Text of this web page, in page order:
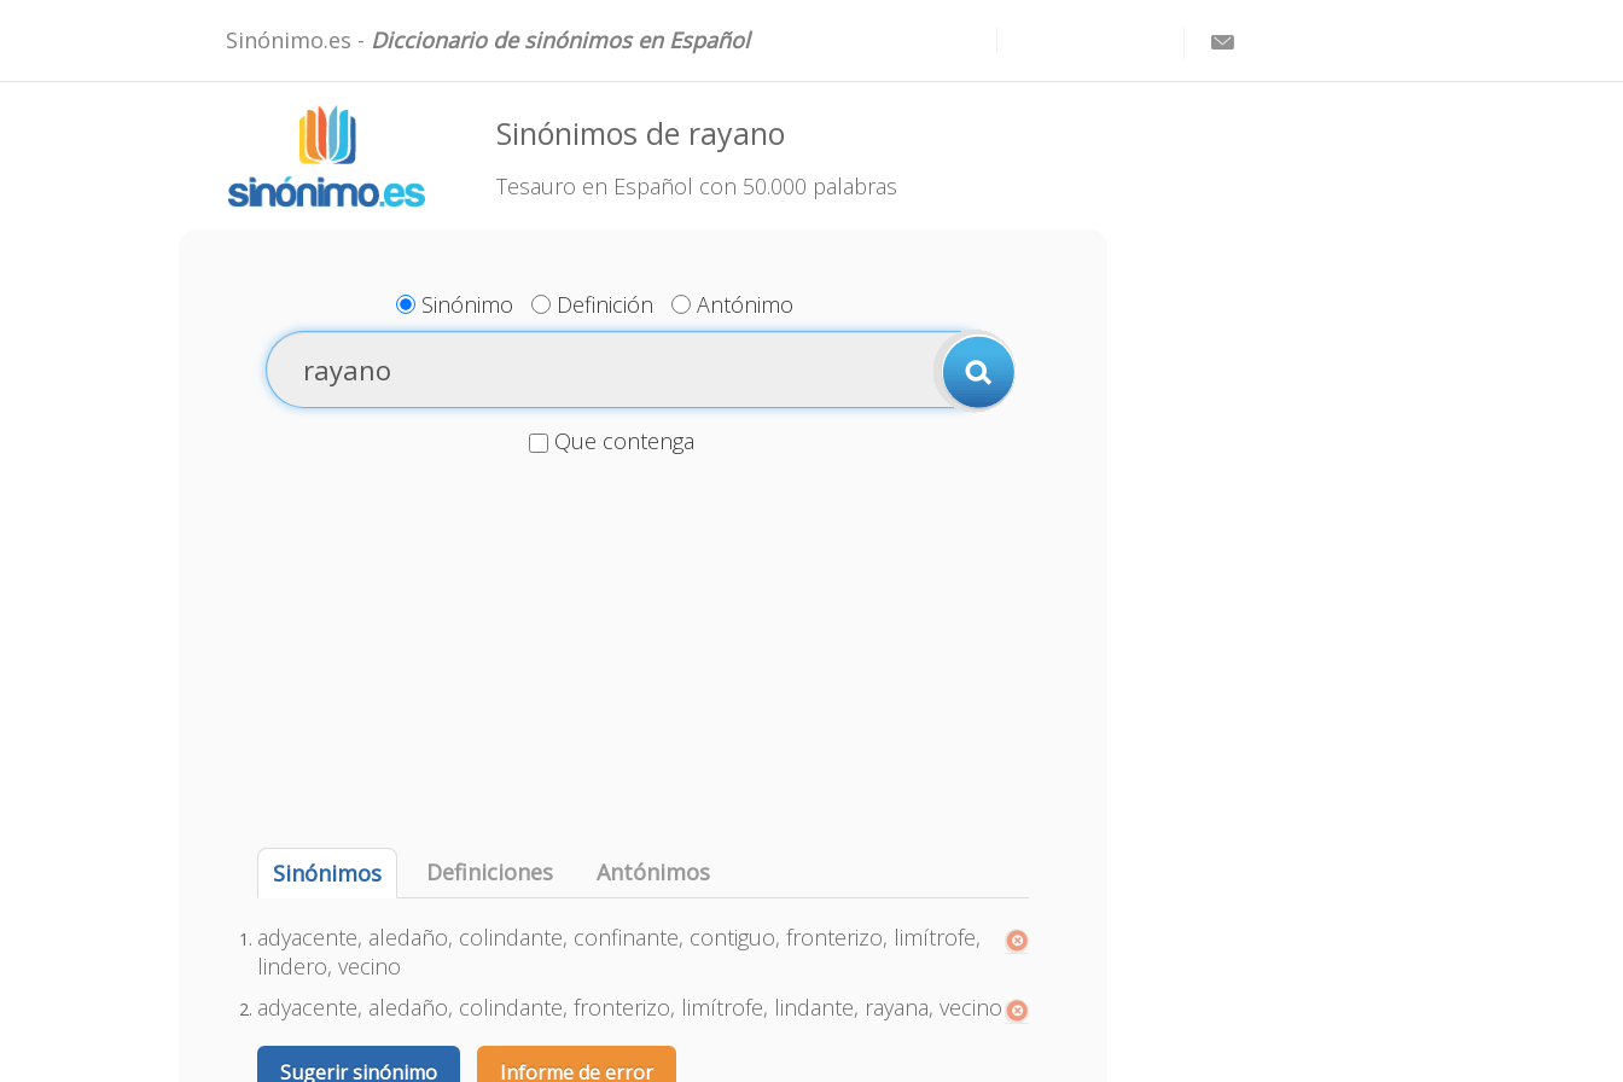
Sinónimo.es - Diccionario de sinónimos en Español
Sinónimos de rayano
Tesauro en Español con 50.000 palabras
Sinónimo Definición Antónimo
Que contenga
Sinónimos Definiciones Antónimos
adyacente, aledaño, colindante, confinante, contiguo, fronterizo, limítrofe,
lindero, vecino
adyacente, aledaño, colindante, fronterizo, limítrofe, lindante, rayana, vecino
Sugerir sinónimo Informe de error